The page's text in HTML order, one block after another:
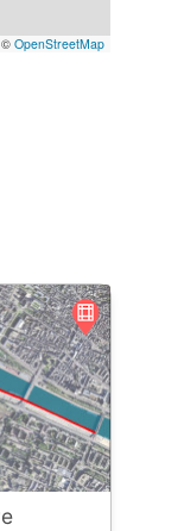
© OpenStreetMap